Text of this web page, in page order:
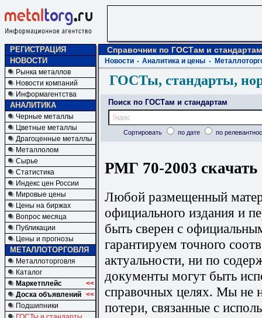
РЕГИСТРАЦИЯ
НОВОСТИ
Рынка металлов
Новости компаний
Информагентства
АНАЛИТИКА
Черные металлы
Цветные металлы
Драгоценные металлы
Металлолом
Сырье
Статистика
Индекс цен России
Мировые цены
Цены на биржах
Вопрос месяца
Публикации
Цены и прогнозы
МЕТАЛЛОТОРГОВЛЯ
Металлоторговля
Каталог
Маркетплейс
<<
Доска объявлений <<
Подшипники
Справочник по ГОСТам и стандартам
Новости Аналитика и цены
ГОСТы, стандарты,
Поиск по ГОСТам и стандартам
Сортировать по дате по
РМГ 70-2003 скачать
Любой размещенный
официального издания и
быть сверен с
гарантируем точного
актуальности, ни по
документы могут быть
справочных целях. Мы не
потери, связанные с